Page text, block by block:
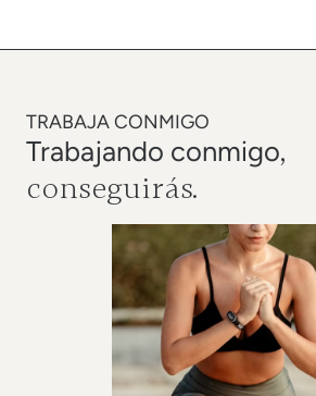
TRABAJA CONMIGO
Trabajando conmigo,
conseguirás.